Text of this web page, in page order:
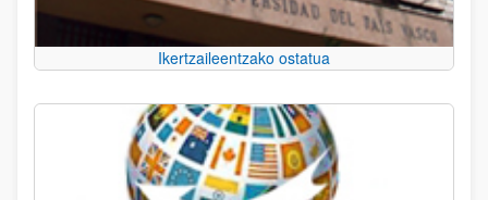
Ikertzaileentzako ostatua